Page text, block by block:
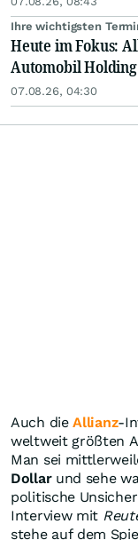
Ihre wichtigsten
Heute im Fokus:
Automobil
07.08.26, 04:30
Auch dieAllianz-
weltweit größten
Man sei
Dollarund sehe
politische
Interview mit
stehe auf dem